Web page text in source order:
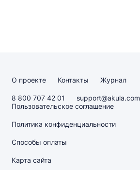
О проекте Контакты Журнал
8 800 707 42 01
support@akula.com
Пользовательское соглашение
Политика конфиденциальности
Способы оплаты
Карта сайта